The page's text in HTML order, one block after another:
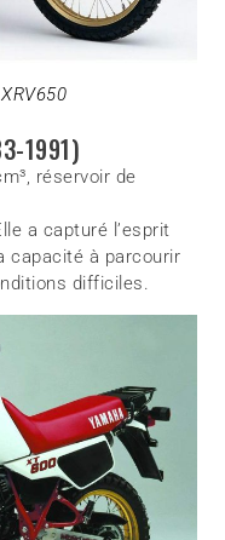
1991)
réservoir de
a capturé l’esprit
capacité à parcourir
difficiles.